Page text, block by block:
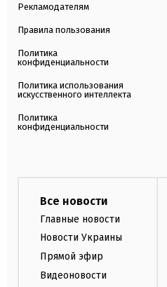
Рекламодателям
Правила пользования
Политика
конфиденциальности
Политика использования
искусственного интеллекта
Политика
конфиденциальности
Все новости
Главные новости
Новости Украины
Прямой эфир
Видеоновости